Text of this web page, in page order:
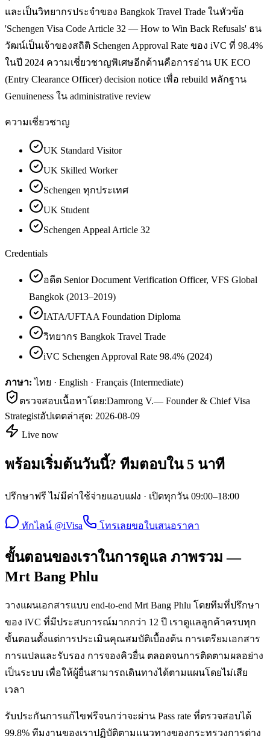
และเป็นวิทยากรประจำของ Bangkok Travel Trade ในหัวข้อ
'Schengen Visa Code Article 32 — How to Win Back Refusals' ธน
วัฒน์เป็นเจ้าของสถิติ Schengen Approval Rate ของ iVC ที่ 98.4%
ในปี 2024 ความเชี่ยวชาญพิเศษอีกด้านคือการอ่าน UK ECO
(Entry Clearance Officer) decision notice เพื่อ rebuild หลักฐาน
Genuineness ใน administrative review
ความเชี่ยวชาญ
UK Standard Visitor
UK Skilled Worker
Schengen ทุกประเทศ
UK Student
Schengen Appeal Article 32
Credentials
อดีต Senior Document Verification Officer, VFS Global
Bangkok (2013–2019)
IATA/UFTAA Foundation Diploma
วิทยากร Bangkok Travel Trade
iVC Schengen Approval Rate 98.4% (2024)
ภาษา: ไทย · English · Français (Intermediate)
ตรวจสอบเนื้อหาโดย:Damrong V.— Founder & Chief Visa
Strategistอัปเดตล่าสุด: 2026-08-09
Live now
พร้อมเริ่มต้นวันนี้? ทีมตอบใน 5 นาที
ปรึกษาฟรี ไม่มีค่าใช้จ่ายแอบแฝง · เปิดทุกวัน 09:00–18:00
ทักไลน์ @iVisa โทรเลยขอใบเสนอราคา
ขั้นตอนของเราในการดูแล ภาพรวม —
Mrt Bang Phlu
วางแผนเอกสารแบบ end-to-end Mrt Bang Phlu โดยทีมที่ปรึกษา
ของ iVC ที่มีประสบการณ์มากกว่า 12 ปี เราดูแลลูกค้าครบทุก
ขั้นตอนตั้งแต่การประเมินคุณสมบัติเบื้องต้น การเตรียมเอกสาร
การแปลและรับรอง การจองคิวยื่น ตลอดจนการติดตามผลอย่าง
เป็นระบบ เพื่อให้ผู้ยื่นสามารถเดินทางได้ตามแผนโดยไม่เสีย
เวลา
รับประกันการแก้ไขฟรีจนกว่าจะผ่าน Pass rate ที่ตรวจสอบได้
99.8% ทีมงานของเราปฏิบัติตามแนวทางของกระทรวงการต่าง